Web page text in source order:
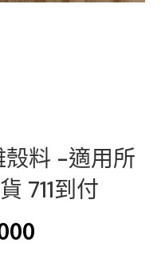
料 -適用所
711到付